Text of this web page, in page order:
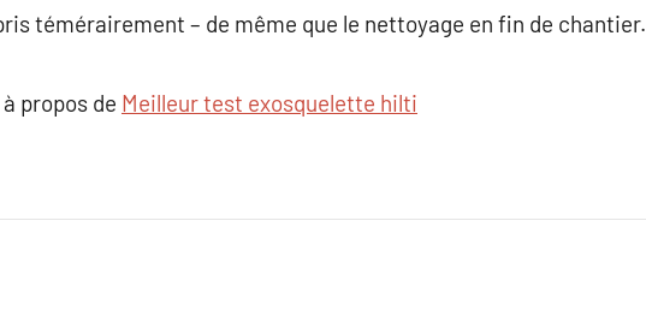
témérairement – de même que le nettoyage en fin de chantier.
propos de Meilleur test exosquelette hilti